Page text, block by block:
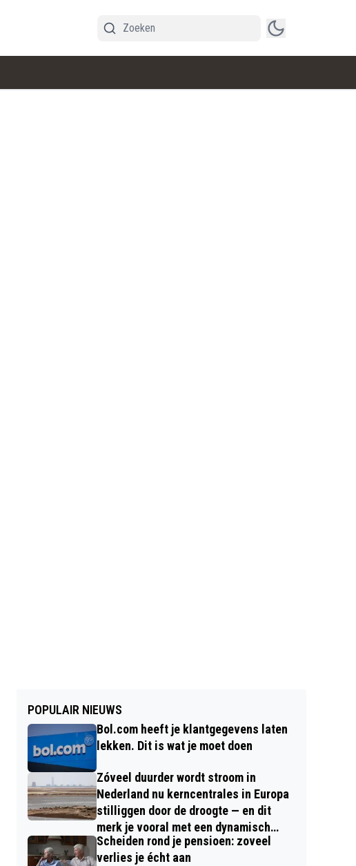
POPULAIR NIEUWS
Bol.com heeft je klantgegevens laten
lekken. Dit is wat je moet doen
Zóveel duurder wordt stroom in
Nederland nu kerncentrales in Europa
stilliggen door de droogte — en dit
merk je vooral met een dynamisch
contract
Scheiden rond je pensioen: zoveel
verlies je écht aan